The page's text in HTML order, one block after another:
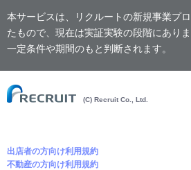
本サービスは、リクルートの新規事業プ
たもので、現在は実証実験の段階にあり
一定条件や期間のもと判断されます。
(C) Recruit Co., Ltd.
出店者の方向け利用規約
不動産の方向け利用規約